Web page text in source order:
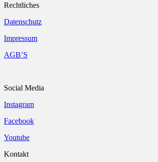
Rechtliches
Datenschutz
Impressum
AGB’S
Social Media
Instagram
Facebook
Youtube
Kontakt